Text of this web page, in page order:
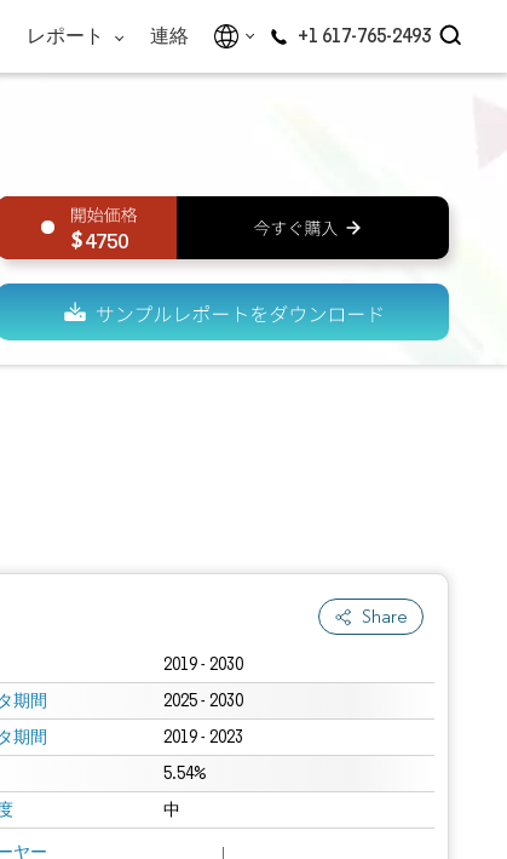
レポート 連絡 +1 617-765-2493
4750
Share
2019 - 2030
期間 2025 - 2030
期間 2019 - 2023
5.54%
中
ヤー